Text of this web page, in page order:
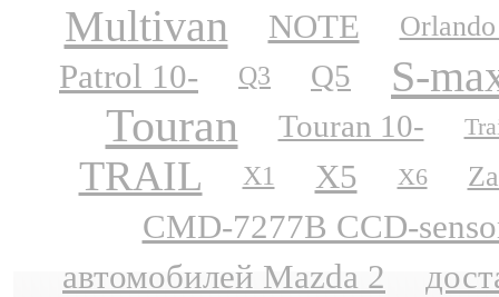
Multivan NOTE
Patrol 10- Q3 Q5 S-
Touran Touran 10-
TRAIL X1 X5 X6
CMD-7277B CCD-
автомобилей Mazda 2